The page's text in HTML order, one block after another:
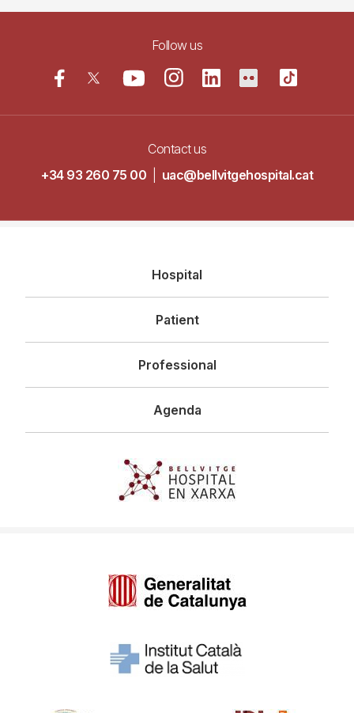
Follow us
Contact us
+34 93 260 75 00
uac@bellvitgehospital.cat
principal
Hospital
Patient
Professional
Agenda